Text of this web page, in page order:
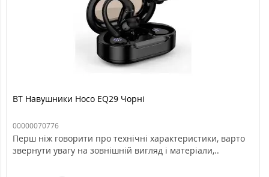
BT Навушники Hoco EQ29 Чорні
00000070776
Перш ніж говорити про технічні характеристики, варто
звернути увагу на зовнішній вигляд і матеріали,..